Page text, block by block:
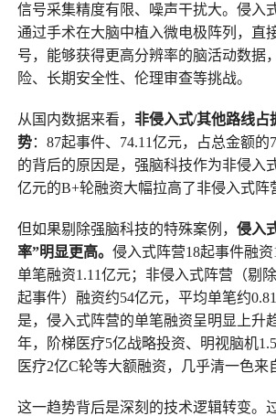
信号采集精度有限、噪声干扰大。侵入
通过手术在大脑中植入微电极阵列，直
号，能够获得更高分辨率的脑活动数据
险、长期安全性、伦理审查等挑战。
从国内数据来看， 非侵入式/其他路线占
势：87起事件、74.11亿元，占总金额的
的背后的原因是，强脑科技作为非侵入
亿元的B+轮融资大幅拉高了非侵入式阵
但如果剔除强脑科技的特殊案例， 侵入
率”明显更高。 侵入式阵营18起事件融
单笔融资1.11亿元；非侵入式阵营（剔
起事件）融资约54亿元，平均单笔约
是，侵入式阵营的单笔融资呈明显上升
年，阶梯医疗5亿战略投资、明视脑机
医疗2亿C轮等大额融资，几乎清一色来
这一趋势背后是深刻的技术逻辑转变。